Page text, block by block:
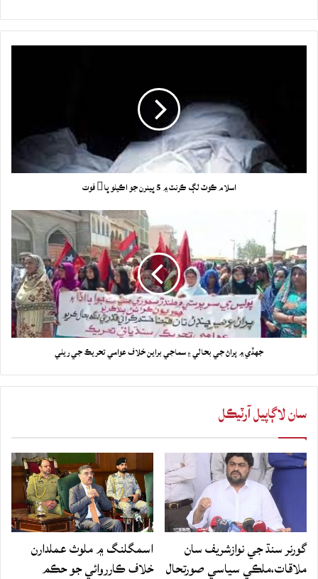
اسلام ڪوٽ لڳ ڪرنٽ ۾ 5 ڀينرن جو اڪيلو ڀا فوت
جهڏي ۾ پراڻ جي بحالي ۽ سماجي براين خلاف عوامي تحريڪ جي ريلي
سان لاڳاپيل آرٽيڪل
گورنر سنڌ جي نوازشريف سان
ملاقات،ملڪي سياسي صورتحال
اسمگلنگ ۾ ملوث عملدارن
خلاف ڪارروائي جو حڪم